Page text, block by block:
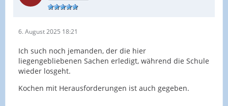
6. August 2025 18:21
Ich such noch jemanden, der die hier
liegengebliebenen Sachen erledigt, während die Schule
wieder losgeht.
Kochen mit Herausforderungen ist auch gegeben.